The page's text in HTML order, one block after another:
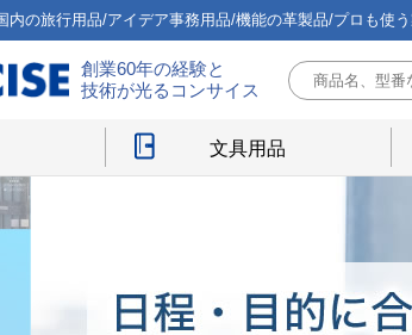
内の旅行用品/アイデア事務用品/機能の革製品/プロも使
創業60年の経験と
技術が光るコンサイス
文具用品